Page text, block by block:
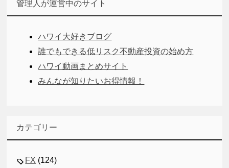
管理人が運営中のサイト
ハワイ大好きブログ
誰でもできる低リスク不動産投資の始め方
ハワイ動画まとめサイト
みんなが知りたいお得情報！
カテゴリー
FX (124)